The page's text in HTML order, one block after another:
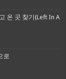
온 곳 찾기(Left In A
로